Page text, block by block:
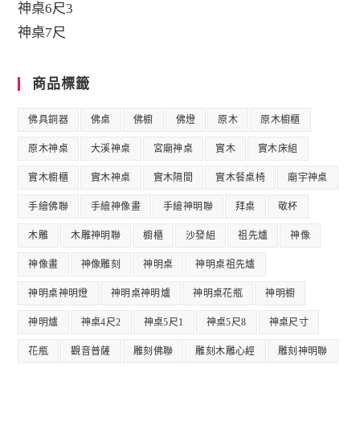
神桌6尺3
神桌7尺
商品標籤
佛具銅器 佛桌 佛櫥 佛燈 原木 原木櫥櫃
原木神桌 大溪神桌 宮廟神桌 實木 實木床組
實木櫥櫃 實木神桌 實木隔間 實木餐桌椅 廟宇神桌
手繪佛聯 手繪神像畫 手繪神明聯 拜桌 敬杯
木雕 木雕神明聯 櫥櫃 沙發組 祖先爐 神像
神像畫 神像雕刻 神明桌 神明桌祖先爐
神明桌神明燈 神明桌神明爐 神明桌花瓶 神明櫥
神明爐 神桌4尺2 神桌5尺1 神桌5尺8 神桌尺寸
花瓶 觀音普薩 雕刻佛聯 雕刻木雕心經 雕刻神明聯